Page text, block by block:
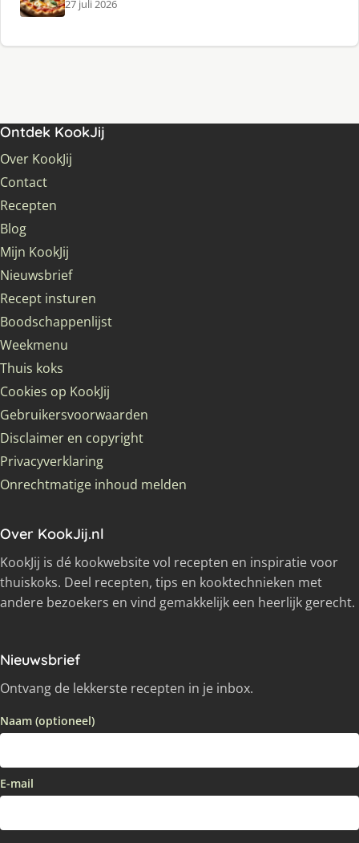
27 juli 2026
Ontdek KookJij
Over KookJij
Contact
Recepten
Blog
Mijn KookJij
Nieuwsbrief
Recept insturen
Boodschappenlijst
Weekmenu
Thuis koks
Cookies op KookJij
Gebruikersvoorwaarden
Disclaimer en copyright
Privacyverklaring
Onrechtmatige inhoud melden
Over KookJij.nl
KookJij is dé kookwebsite vol recepten en inspiratie voor
thuiskoks. Deel recepten, tips en kooktechnieken met
andere bezoekers en vind gemakkelijk een heerlijk gerecht.
Nieuwsbrief
Ontvang de lekkerste recepten in je inbox.
Naam (optioneel)
E-mail